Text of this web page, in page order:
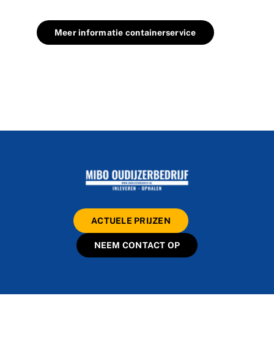
Meer informatie containerservice
ACTUELE PRIJZEN
NEEM CONTACT OP